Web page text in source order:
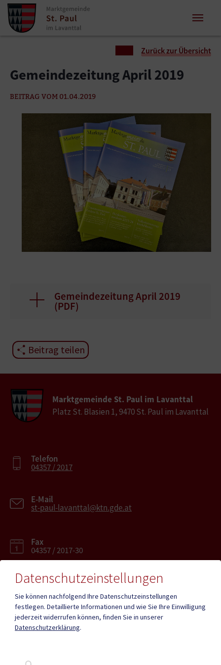
Zum Inhalt springen
Zum Seitenende springen
Zurück zur Übersicht
Gemeindezeitung April 2019
BEITRAG VOM 01.04.2019
Gemeindezeitung April 2019
(PDF)
Beitrag teilen
Marktgemeinde St. Paul im Lavanttal
Platz St. Blasien 1, 9470 St. Paul im Lavanttal
Telefon
04357 / 2017
E-Mail
st-paul-lavanttal@ktn.gde.at
Fax
04357 / 2017-30
Mehr
Datenschutzeinstellungen
Sie können nachfolgend Ihre Datenschutzeinstellungen
festlegen. Detaillierte Informationen und wie Sie Ihre Einwilligung
jederzeit widerrufen können, finden Sie in unserer
Datenschutzerklärung.